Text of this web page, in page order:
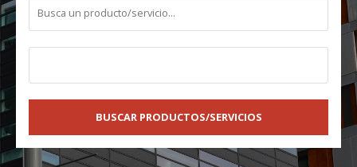
BUSCAR PRODUCTOS/SERVICIOS